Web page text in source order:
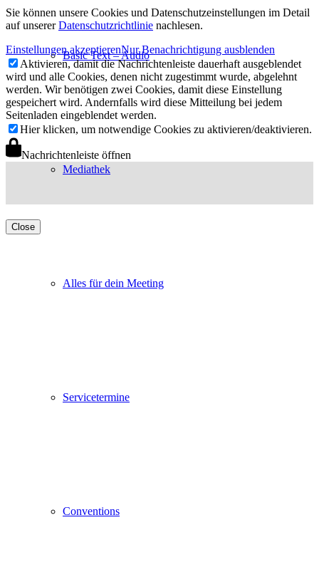
Basic Text – Audio
Mediathek
Alles für dein Meeting
Servicetermine
Conventions
Sie können unsere Cookies und Datenschutzeinstellungen im Detail
auf unsererDatenschutzrichtlinie nachlesen.
Einstellungen akzeptierenNur Benachrichtigung ausblenden
Aktivieren, damit die Nachrichtenleiste dauerhaft ausgeblendet
wird und alle Cookies, denen nicht zugestimmt wurde, abgelehnt
werden. Wir benötigen zwei Cookies, damit diese Einstellung
gespeichert wird. Andernfalls wird diese Mitteilung bei jedem
Seitenladen eingeblendet werden.
Hier klicken, um notwendige Cookies zu aktivieren/deaktivieren.
Nachrichtenleiste öffnen
Close